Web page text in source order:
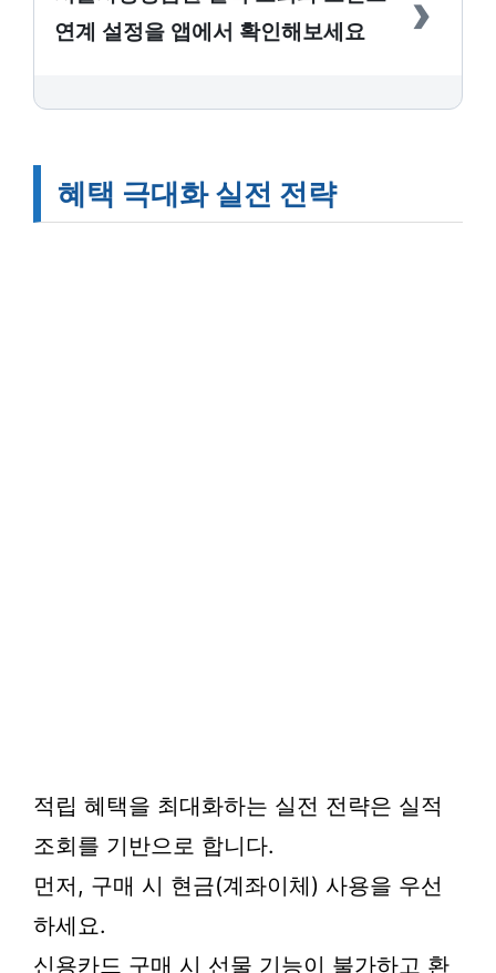
연계 설정을 앱에서 확인해보세요
›
혜택 극대화 실전 전략
적립 혜택을 최대화하는 실전 전략은 실적
조회를 기반으로 합니다.
먼저, 구매 시 현금(계좌이체) 사용을 우선
하세요.
신용카드 구매 시 선물 기능이 불가하고 환